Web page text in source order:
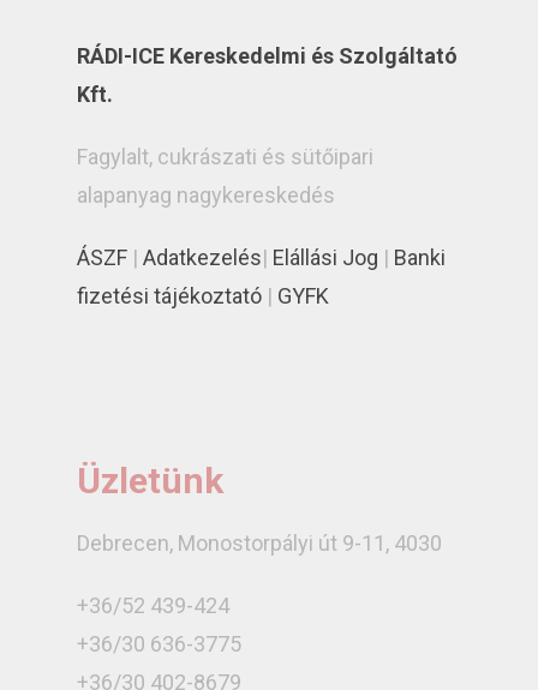
RÁDI-ICE Kereskedelmi és Szolgáltató
Kft.
Fagylalt, cukrászati és sütőipari
alapanyag nagykereskedés
ÁSZF | Adatkezelés| Elállási Jog | Banki
fizetési tájékoztató | GYFK
Üzletünk
Debrecen, Monostorpályi út 9-11, 4030
+36/52 439-424
+36/30 636-3775
+36/30 402-8679